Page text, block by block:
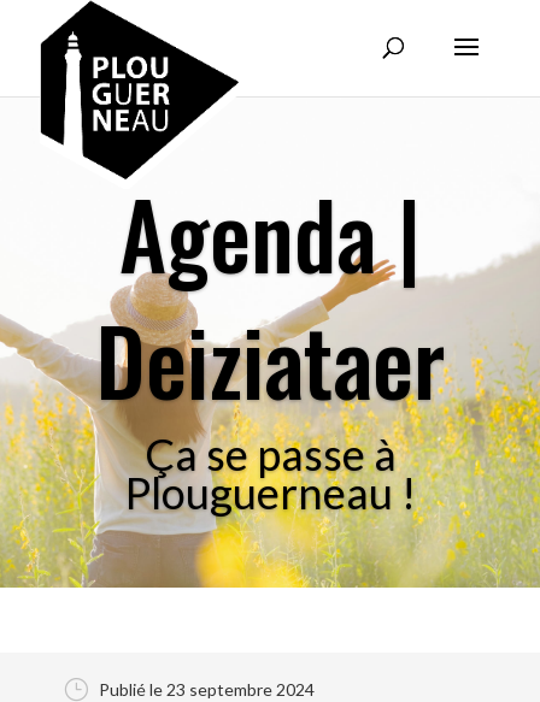
Agenda |
Deiziataer
Ça se passe à
Plouguerneau !
}Publié le 23 septembre 2024